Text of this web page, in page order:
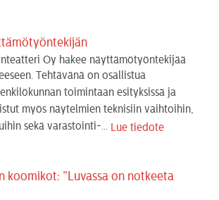
Oy hakee näyttämötyöntekijää
Tehtävänä on osallistua
toimintaan esityksissä ja
myös näytelmien teknisiin vaihtoihin,
sekä varastointi-...
Lue tiedote
koomikot: ”Luvassa on notkeeta